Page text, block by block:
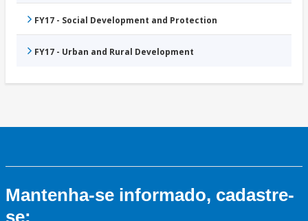
FY17 - Social Development and Protection
FY17 - Urban and Rural Development
Mantenha-se informado, cadastre-